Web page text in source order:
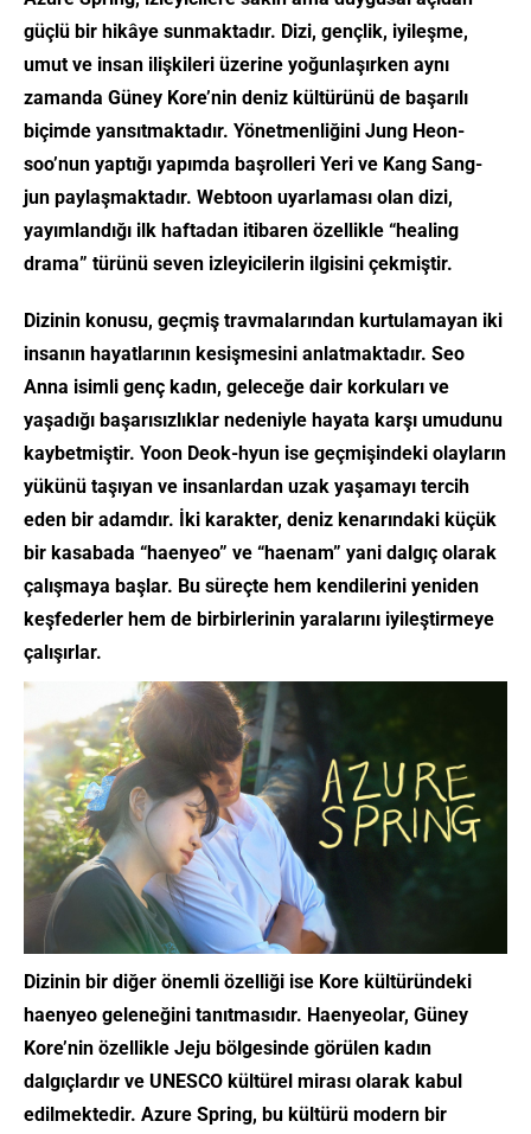
güçlü bir hikâye sunmaktadır. Dizi, gençlik, iyileşme,
umut ve insan ilişkileri üzerine yoğunlaşırken aynı
zamanda Güney Kore’nin deniz kültürünü de başarılı
biçimde yansıtmaktadır. Yönetmenliğini Jung Heon-
soo’nun yaptığı yapımda başrolleri Yeri ve Kang Sang-
jun paylaşmaktadır. Webtoon uyarlaması olan dizi,
yayımlandığı ilk haftadan itibaren özellikle “healing
drama” türünü seven izleyicilerin ilgisini çekmiştir.
Dizinin konusu, geçmiş travmalarından kurtulamayan iki
insanın hayatlarının kesişmesini anlatmaktadır. Seo
Anna isimli genç kadın, geleceğe dair korkuları ve
yaşadığı başarısızlıklar nedeniyle hayata karşı umudunu
kaybetmiştir. Yoon Deok-hyun ise geçmişindeki olayların
yükünü taşıyan ve insanlardan uzak yaşamayı tercih
eden bir adamdır. İki karakter, deniz kenarındaki küçük
bir kasabada “haenyeo” ve “haenam” yani dalgıç olarak
çalışmaya başlar. Bu süreçte hem kendilerini yeniden
keşfederler hem de birbirlerinin yaralarını iyileştirmeye
çalışırlar.
Dizinin bir diğer önemli özelliği ise Kore kültüründeki
haenyeo geleneğini tanıtmasıdır. Haenyeolar, Güney
Kore’nin özellikle Jeju bölgesinde görülen kadın
dalgıçlardır ve UNESCO kültürel mirası olarak kabul
edilmektedir. Azure Spring, bu kültürü modern bir